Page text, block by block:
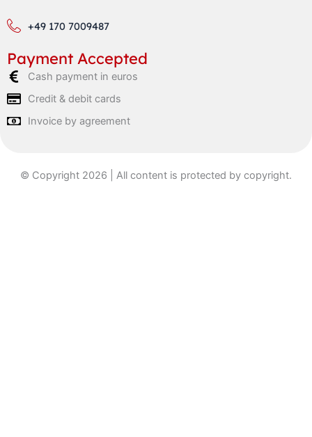
+49 170 7009487
Payment Accepted
Cash payment in euros
Credit & debit cards
Invoice by agreement
© Copyright 2026 | All content is protected by copyright.